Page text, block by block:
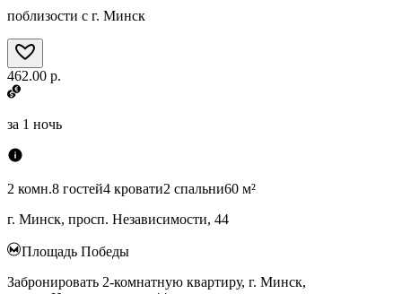
поблизости с г. Минск
462.00 р.
за 1 ночь
2 комн.8 гостей4 кровати2 спальни60 м²
г. Минск, просп. Независимости, 44
Площадь Победы
Забронировать 2-комнатную квартиру, г. Минск,